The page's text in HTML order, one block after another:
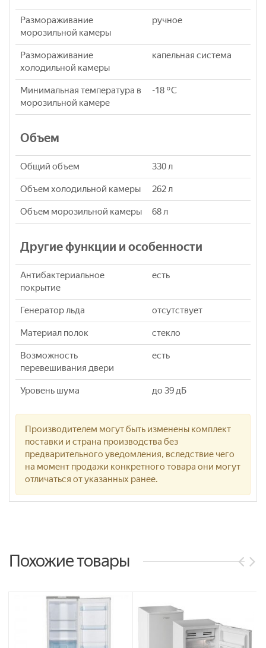
Размораживание
морозильной камеры
ручное
Размораживание
холодильной камеры
капельная система
Минимальная температура в
морозильной камере
-18 °C
Объем
Общий объем 330 л
Объем холодильной камеры 262 л
Объем морозильной камеры 68 л
Другие функции и особенности
Антибактериальное
покрытие
есть
Генератор льда отсутствует
Материал полок стекло
Возможность
перевешивания двери
есть
Уровень шума до 39 дБ
Производителем могут быть изменены комплект
поставки и страна производства без
предварительного уведомления, вследствие чего
на момент продажи конкретного товара они могут
отличаться от указанных ранее.
Похожие товары